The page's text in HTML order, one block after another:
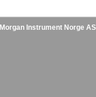
Instrument Norge